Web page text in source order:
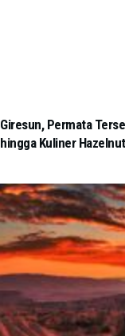
Giresun, Permata
hingga Kuliner